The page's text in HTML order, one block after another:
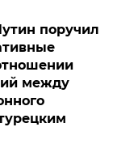
поручил
между